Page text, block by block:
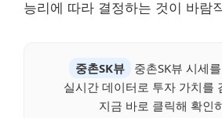
능리에 따라 결정하는 것이 바람
중촌SK뷰
중촌SK뷰 시세
실시간 데이터로 투자 가치를
지금 바로 클릭해 확인